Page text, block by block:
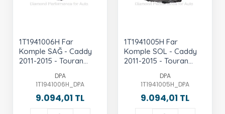
1T1941006H Far
Komple SAĞ - Caddy
2011-2015 - Touran
DPA
1T1941006H_DPA
9.094,01 TL
1T1941005H Far
Komple SOL - Caddy
2011-2015 - Touran
DPA
1T1941005H_DPA
9.094,01 TL